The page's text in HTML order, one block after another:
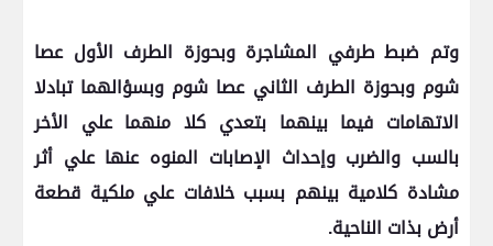
وتم ضبط طرفي المشاجرة وبحوزة الطرف الأول عصا
شوم وبحوزة الطرف الثاني عصا شوم وبسؤالهما تبادلا
الاتهامات فيما بينهما بتعدي كلا منهما علي الأخر
بالسب والضرب وإحداث الإصابات المنوه عنها علي أثر
مشادة كلامية بينهم بسبب خلافات علي ملكية قطعة
أرض بذات الناحية.